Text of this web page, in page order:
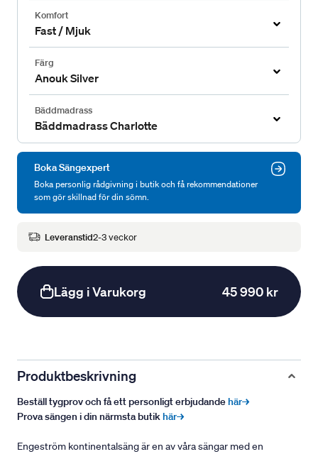
Komfort
Fast / Mjuk
Färg
Anouk Silver
Bäddmadrass
Bäddmadrass Charlotte
Boka Sängexpert
Boka personlig rådgivning i butik och få rekommendationer
som gör skillnad för din sömn.
Leveranstid2-3 veckor
Lägg i Varukorg 45 990 kr
Produktbeskrivning
Beställ tygprov och få ett personligt erbjudandehär→
Prova sängen i din närmsta butikhär→
Engeström kontinentalsäng är en av våra sängar med en